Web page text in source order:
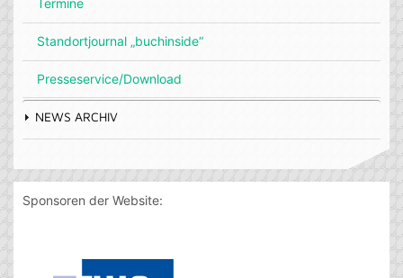
Termine
Standortjournal „buchinside“
Presseservice/Download
NEWS ARCHIV
Sponsoren der Website: